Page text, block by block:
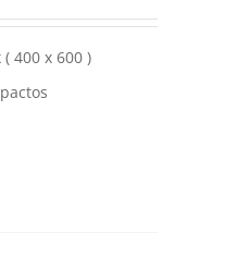
400 x 600 )